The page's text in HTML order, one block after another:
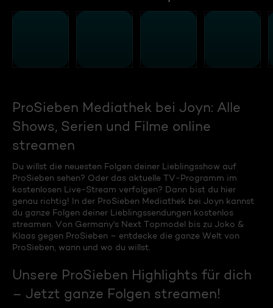
ProSieben Mediathek bei Joyn: Alle
Shows, Serien und Filme online
streamen
Du willst die neuesten Folgen deiner Lieblingsshow auf
ProSieben sehen? Oder das aktuelle TV-Programm im
kostenlosen Live-Stream verfolgen? Dann bist du hier
genau richtig! In der ProSieben Mediathek bei Joyn kannst
du ganze Folgen deiner Lieblingssendungen kostenlos
streamen. Von Germany's Next Topmodel bis zu Joko &
Klaas gegen ProSieben – entdecke die ganze Welt von
ProSieben, wann und wo du willst.
Unsere ProSieben Highlights für dich
– Jetzt ganze Folgen streamen!